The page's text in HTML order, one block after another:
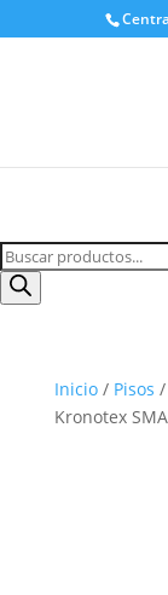
Búsqueda
de
productos
Inicio/ Pisos /
Kronotex